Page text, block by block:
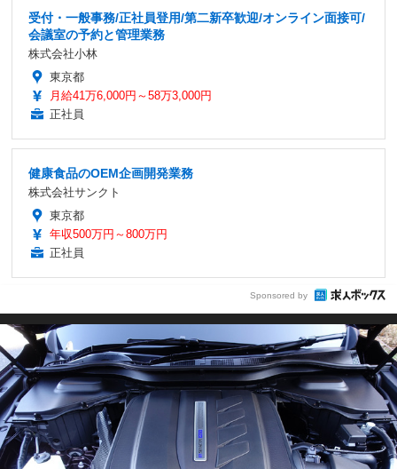
受付・一般事務/正社員登用/第二新卒歓迎/オンライン面接可/
会議室の予約と管理業務
株式会社小林
東京都
月給41万6,000円～58万3,000円
正社員
健康食品のOEM企画開発業務
株式会社サンクト
東京都
年収500万円～800万円
正社員
Sponsored by